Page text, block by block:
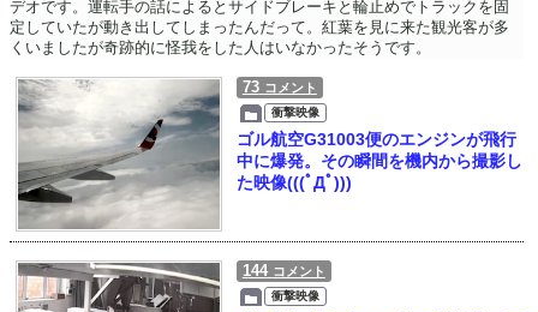
デオです。運転手の話によるとサイドブレーキと輪止めでトラックを固
定していたが動き出してしまったんだって。紅葉を見に来た観光客が多
くいましたが奇跡的に怪我をした人はいなかったそうです。
73 コメント
衝撃映像
ゴル航空G31003便のエンジンが飛行
中に爆発。その瞬間を機内から撮影し
た映像(((ﾟДﾟ)))
144 コメント
衝撃映像